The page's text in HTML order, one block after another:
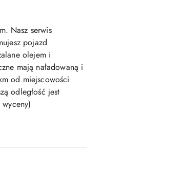
Nasz serwis
pojazd
olejem i
mają naładowaną i
od miejscowości
odległość jest